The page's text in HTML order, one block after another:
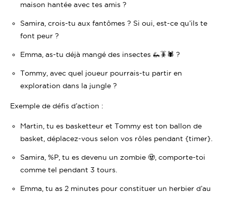
maison hantée avec tes amis ?
Samira, crois-tu aux fantômes ? Si oui, est-ce qu’ils te
font peur ?
Emma, as-tu déjà mangé des insectes 🦗🪳🕷 ?
Tommy, avec quel joueur pourrais-tu partir en
exploration dans la jungle ?
Exemple de défis d’action :
Martin, tu es basketteur et Tommy est ton ballon de
basket, déplacez-vous selon vos rôles pendant {timer}.
Samira, %P, tu es devenu un zombie 🧟, comporte-toi
comme tel pendant 3 tours.
Emma, tu as 2 minutes pour constituer un herbier d’au